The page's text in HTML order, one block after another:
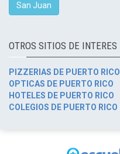
San Juan
OTROS SITIOS DE INTERES
PIZZERIAS DE PUERTO RICO
OPTICAS DE PUERTO RICO
HOTELES DE PUERTO RICO
COLEGIOS DE PUERTO RICO